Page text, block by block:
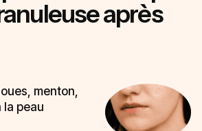
après
menton,
la peau